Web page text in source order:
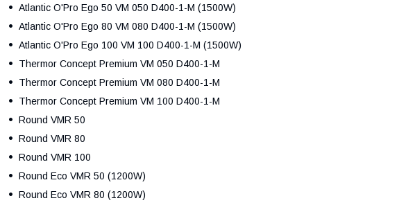
Atlantic O'Pro Ego 50 VM 050 D400-1-M (1500W)
Atlantic O'Pro Ego 80 VM 080 D400-1-M (1500W)
Atlantic O'Pro Ego 100 VM 100 D400-1-M (1500W)
Thermor Concept Premium VM 050 D400-1-M
Thermor Concept Premium VM 080 D400-1-M
Thermor Concept Premium VM 100 D400-1-M
Round VMR 50
Round VMR 80
Round VMR 100
Round Eco VMR 50 (1200W)
Round Eco VMR 80 (1200W)